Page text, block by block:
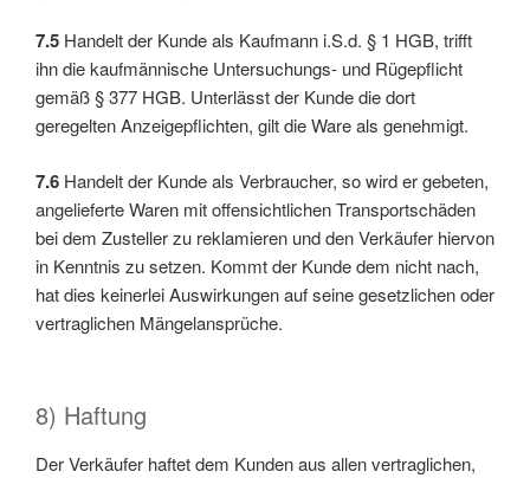
7.5 Handelt der Kunde als Kaufmann i.S.d. § 1 HGB, trifft
ihn die kaufmännische Untersuchungs- und Rügepflicht
gemäß § 377 HGB. Unterlässt der Kunde die dort
geregelten Anzeigepflichten, gilt die Ware als genehmigt.
7.6 Handelt der Kunde als Verbraucher, so wird er gebeten,
angelieferte Waren mit offensichtlichen Transportschäden
bei dem Zusteller zu reklamieren und den Verkäufer hiervon
in Kenntnis zu setzen. Kommt der Kunde dem nicht nach,
hat dies keinerlei Auswirkungen auf seine gesetzlichen oder
vertraglichen Mängelansprüche.
8) Haftung
Der Verkäufer haftet dem Kunden aus allen vertraglichen,